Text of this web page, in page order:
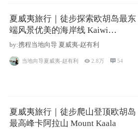
夏威夷旅行｜徒步探索欧胡岛最东
端风景优美的海岸线 Kaiwi
Shoreline Trail
by:携程当地向导 夏威夷-赵有利
当地向导夏威夷-赵有利 2.8万  54
夏威夷旅行｜徒步爬山登顶欧胡岛
最高峰卡阿拉山 Mount Kaala